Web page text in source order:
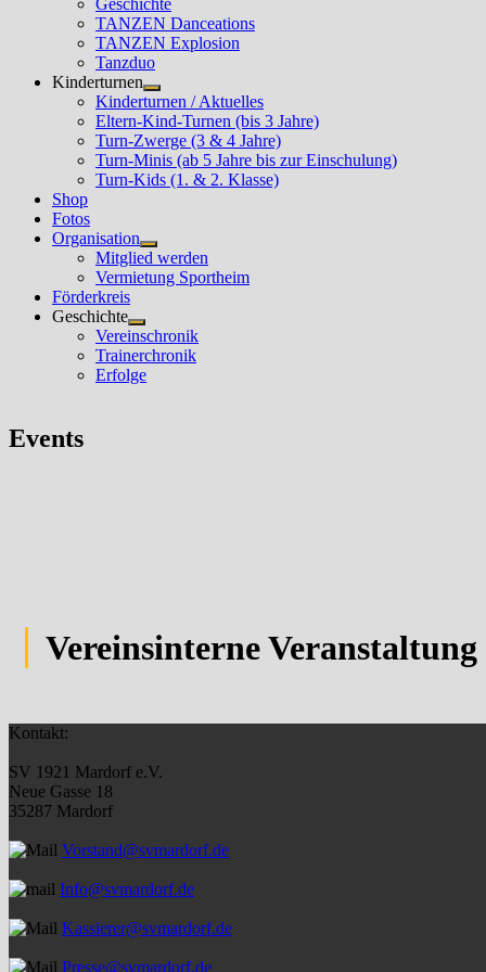
Geschichte
TANZEN Danceations
TANZEN Explosion
Tanzduo
Kinderturnen
Untermenü
anzeigen
Kinderturnen / Aktuelles
Eltern-Kind-Turnen (bis 3 Jahre)
Turn-Zwerge (3 & 4 Jahre)
Turn-Minis (ab 5 Jahre bis zur Einschulung)
Turn-Kids (1. & 2. Klasse)
Shop
Fotos
Organisation
Untermenü
anzeigen
Mitglied werden
Vermietung Sportheim
Förderkreis
Geschichte
Untermenü
anzeigen
Vereinschronik
Trainerchronik
Erfolge
Events
Vereinsinterne
Kontakt:
SV 1921 Mardorf e.V.
Neue Gasse 18
35287 Mardorf
Vorstand@svmardorf.de
Info@svmardorf.de
Kassierer@svmardorf.de
Presse@svmardorf.de